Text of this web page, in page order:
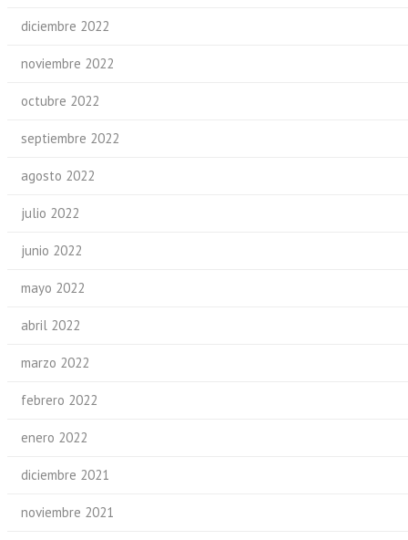
diciembre 2022
noviembre 2022
octubre 2022
septiembre 2022
agosto 2022
julio 2022
junio 2022
mayo 2022
abril 2022
marzo 2022
febrero 2022
enero 2022
diciembre 2021
noviembre 2021